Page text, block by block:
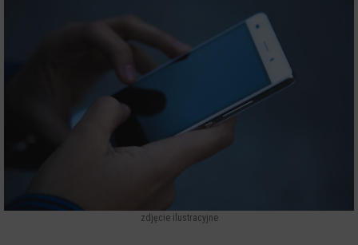
zdjęcie ilustracyjne